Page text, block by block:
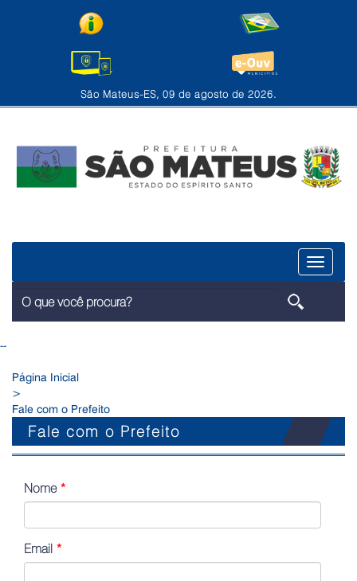
São Mateus-ES, 09 de agosto de 2026.
Menu
--
Página Inicial
>
Fale com o Prefeito
Fale com o Prefeito
Nome *
Email *